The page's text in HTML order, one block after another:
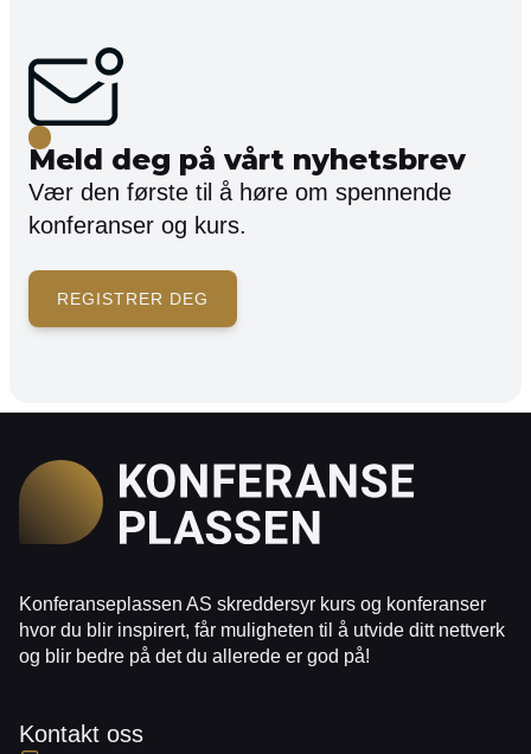
Meld deg på vårt nyhetsbrev
Vær den første til å høre om spennende
konferanser og kurs.
REGISTRER DEG
Konferanseplassen AS skreddersyr kurs og konferanser
hvor du blir inspirert, får muligheten til å utvide ditt nettverk
og blir bedre på det du allerede er god på!
Kontakt oss